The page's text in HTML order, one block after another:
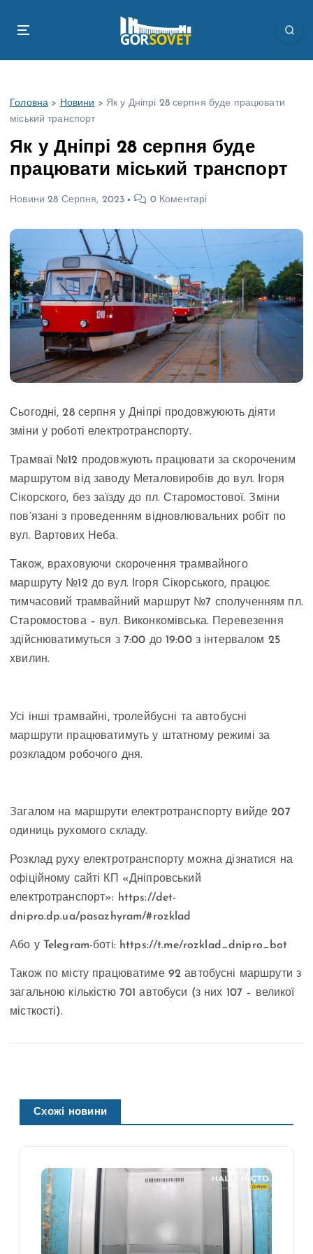
Головна > Новини > Як у Дніпрі 28 серпня буде працювати
міський транспорт
Як у Дніпрі 28 серпня буде
працювати міський транспорт
Новини 28 Серпня, 2023 0 Коментарі
Сьогодні, 28 серпня у Дніпрі продовжуюють діяти
зміни у роботі електротранспорту.
Трамваї №12 продовжують працювати за скороченим
маршрутом від заводу Металовиробів до вул. Ігоря
Сікорского, без заїзду до пл. Старомостової. Зміни
пов’язані з проведенням відновлювальних робіт по
вул. Вартових Неба.
Також, враховуючи скорочення трамвайного
маршруту №12 до вул. Ігоря Сікорського, працює
тимчасовий трамвайний маршрут №7 сполученням пл.
Старомостова – вул. Виконкомівська. Перевезення
здійснюватимуться з 7:00 до 19:00 з інтервалом 25
хвилин.
Усі інші трамвайні, тролейбусні та автобусні
маршрути працюватимуть у штатному режимі за
розкладом робочого дня.
Загалом на маршрути електротранспорту вийде 207
одиниць рухомого складу.
Розклад руху електротранспорту можна дізнатися на
офіційному сайті КП «Дніпровський
електротранспорт»: https://det-
dnipro.dp.ua/pasazhyram/#rozklad
Або у Telegram-боті: https://t.me/rozklad_dnipro_bot
Також по місту працюватиме 92 автобусні маршрути з
загальною кількістю 701 автобуси (з них 107 – великої
місткості).
Схожі новини